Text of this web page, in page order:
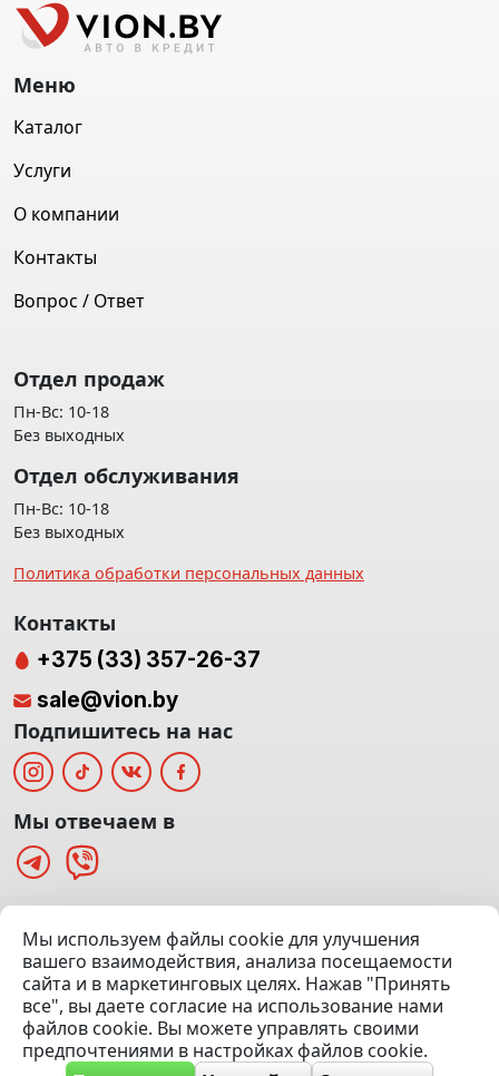
(Офис: 5 этаж | Осмотр авто: 5 этаж)
Посмотреть на карте
© 2020 — 2026 VION.BY — Продажа, выкуп и обмен | УНП
192961100 |Эвакуатор Минск
Меню
Каталог
Услуги
О компании
Контакты
Вопрос / Ответ
Отдел продаж
Пн-Вс: 10-18
Без выходных
Отдел обслуживания
Пн-Вс: 10-18
Без выходных
Политика обработки персональных данных
Мы используем файлы cookie для улучшения
вашего взаимодействия, анализа посещаемости
сайта и в маркетинговых целях. Нажав "Принять
все", вы даете согласие на использование нами
файлов cookie. Вы можете управлять своими
предпочтениями в настройках файлов cookie.
Контакты
+375 (33) 357-26-37
sale@vion.by
Подпишитесь на нас
Мы отвечаем в